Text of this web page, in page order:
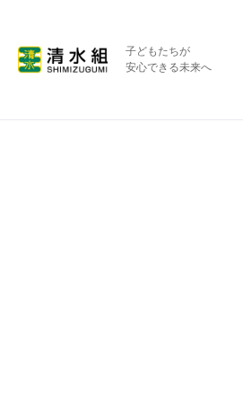
子どもたちが
安心できる未来へ